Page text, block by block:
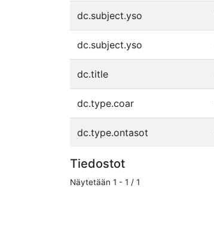
dc.subject.yso
dc.subject.yso
dc.title
dc.type.coar
dc.type.ontasot
Tiedostot
Näytetään 1 - 1 / 1